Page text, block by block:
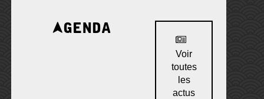
Agenda
Voir
toutes
les
actus